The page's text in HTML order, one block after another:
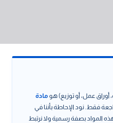
أوراق عمل، أو توزيع) هو مادة
فقط. نود الإحاطة بأننا في
المواد بصفة رسمية ولا نرتبط